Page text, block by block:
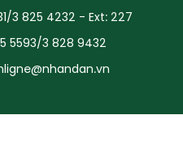
3 825 4232 - Ext: 227
5593/3 828 9432